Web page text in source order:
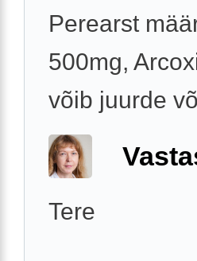
Perearst
500mg,
võib juurde
Tere